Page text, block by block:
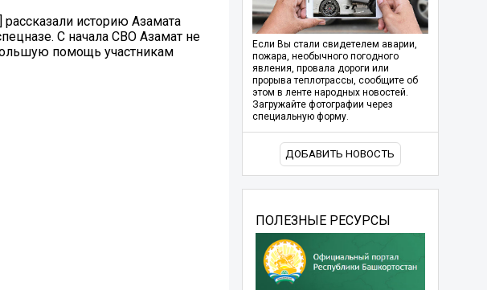
историю Азамата
С начала СВО Азамат не
помощь участникам
Если Вы стали свидетелем аварии,
пожара, необычного погодного
явления, провала дороги или
прорыва теплотрассы, сообщите об
этом в ленте народных новостей.
Загружайте фотографии через
специальную форму.
ДОБАВИТЬ НОВОСТЬ
ПОЛЕЗНЫЕ РЕСУРСЫ